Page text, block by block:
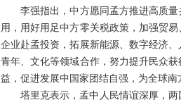
李强指出，中方愿同孟方推进高质
用，用好用足中方零关税政策，加强贸
企业赴孟投资，拓展新能源、数字经济
青年、文化等领域合作，努力提升民众
益，促进发展中国家团结自强，为全球南
塔里克表示，孟中人民情谊深厚，